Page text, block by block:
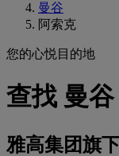
曼谷
阿索克
您的心悦目的地
查找 曼
雅高集团旗